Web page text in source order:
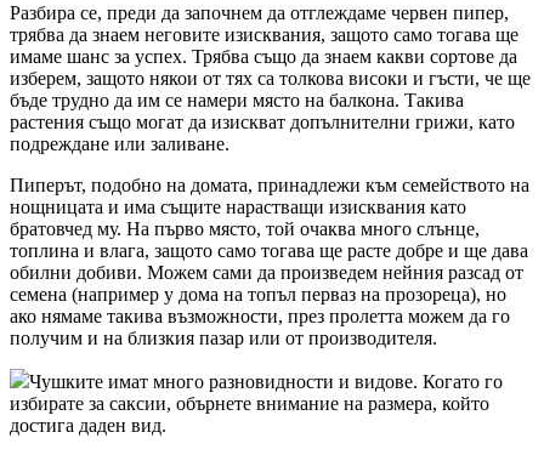
Разбира се, преди да започнем да отглеждаме червен пипер,
трябва да знаем неговите изисквания, защото само тогава ще
имаме шанс за успех. Трябва също да знаем какви сортове да
изберем, защото някои от тях са толкова високи и гъсти, че ще
бъде трудно да им се намери място на балкона. Такива
растения също могат да изискват допълнителни грижи, като
подреждане или заливане.
Пиперът, подобно на домата, принадлежи към семейството на
нощницата и има същите нарастващи изисквания като
братовчед му. На първо място, той очаква много слънце,
топлина и влага, защото само тогава ще расте добре и ще дава
обилни добиви. Можем сами да произведем нейния разсад от
семена (например у дома на топъл перваз на прозореца), но
ако нямаме такива възможности, през пролетта можем да го
получим и на близкия пазар или от производителя.
Чушките имат много разновидности и видове. Когато го
избирате за саксии, обърнете внимание на размера, който
достига даден вид.